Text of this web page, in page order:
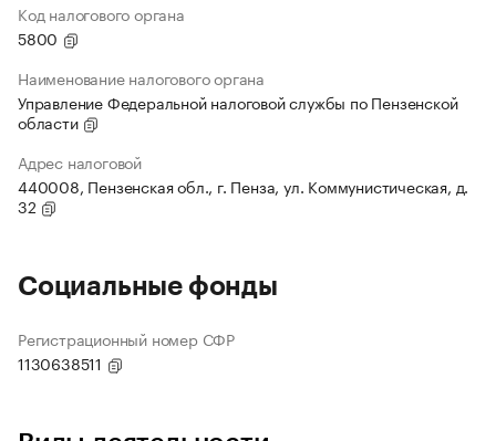
Код налогового органа
5800
Наименование налогового органа
Управление Федеральной налоговой службы по Пензенской
области
Адрес налоговой
440008, Пензенская обл., г. Пенза, ул. Коммунистическая, д.
32
Социальные фонды
Регистрационный номер СФР
1130638511